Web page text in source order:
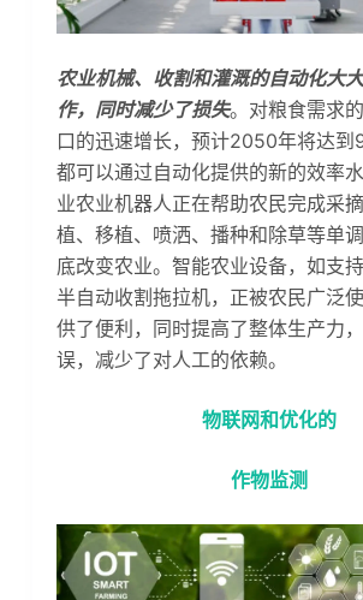
农业机械、收割和灌溉的自动化大
作，同时减少了损失。对粮食需求
口的迅速增长，预计2050年将达到
都可以通过自动化提供的新的效率
业农业机器人正在帮助农民完成采
植、移植、喷洒、播种和除草等单
底改变农业。智能农业设备，如支
半自动收割拖拉机，正被农民广泛
供了便利，同时提高了整体生产力
误，减少了对人工的依赖。
物联网和优化的
作物监测